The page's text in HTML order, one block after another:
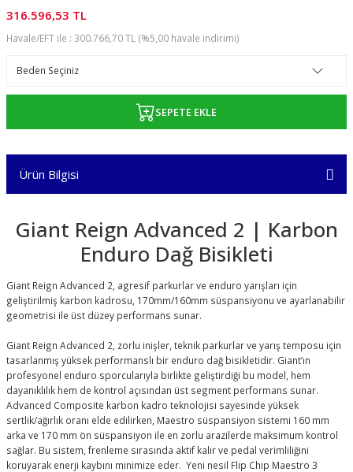
316.596,53 TL
Havale/EFT ile : 300.766,70 TL (%5,00 havale indirimi)
SEPETE EKLE
Ürün Bilgisi
Giant Reign Advanced 2 | Karbon
Enduro Dağ Bisikleti
Giant Reign Advanced 2, agresif parkurlar ve enduro yarışları için
geliştirilmiş karbon kadrosu, 170mm/160mm süspansiyonu ve ayarlanabilir
geometrisi ile üst düzey performans sunar.
Giant Reign Advanced 2, zorlu inişler, teknik parkurlar ve yarış temposu için
tasarlanmış yüksek performanslı bir enduro dağ bisikletidir. Giant’ın
profesyonel enduro sporcularıyla birlikte geliştirdiği bu model, hem
dayanıklılık hem de kontrol açısından üst segment performans sunar.
Advanced Composite karbon kadro teknolojisi sayesinde yüksek
sertlik/ağırlık oranı elde edilirken, Maestro süspansiyon sistemi 160 mm
arka ve 170 mm ön süspansiyon ile en zorlu arazilerde maksimum kontrol
sağlar. Bu sistem, frenleme sırasında aktif kalır ve pedal verimliliğini
koruyarak enerji kaybını minimize eder. Yeni nesil Flip Chip Maestro 3